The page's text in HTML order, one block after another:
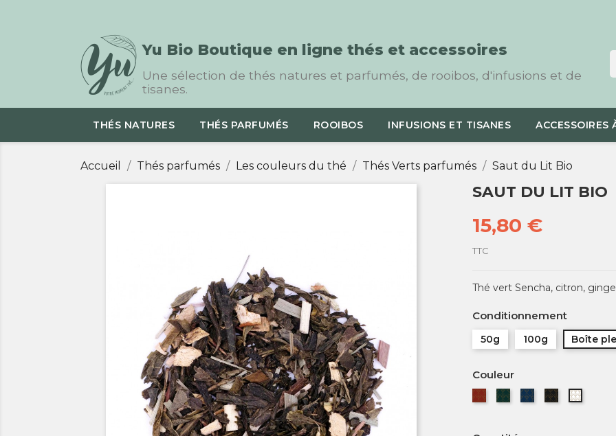
Yu Bio Boutique en ligne thés et accessoires
Une sélection de thés natures et parfumés, de rooibos, d'infusions et de
tisanes.
THÉS NATURES THÉS PARFUMÉS ROOIBOS INFUSIONS ET TISANES ACCESSOIRES
Accueil Thés parfumés Les couleurs du thé Thés Verts parfumés Saut du Lit Bio
SAUT DU LIT BIO
15,80 €
TTC
Thé vert Sencha, citron,
Conditionnement
50g 100g Boîte
Couleur
RougeVerteBleueNoireBlanche